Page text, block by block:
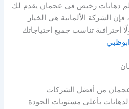
دهانات رخيص فى عجمان يقدم لك
الشركة الألمانية هي الخيار
احترافىة تناسب جميع احتياجاتك
من أفضل الشركات
بأعلى مستويات الجودة